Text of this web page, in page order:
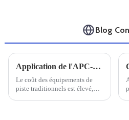
Blog
Application de l'APC-1903
Le coût des équipements de
piste traditionnels est élevé,